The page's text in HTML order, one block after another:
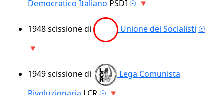
Democratico Italiano PSDI ☉ 🔻
1948scissione di Unione dei Socialisti ☉
🔻
1949scissione di
Lega Comunista